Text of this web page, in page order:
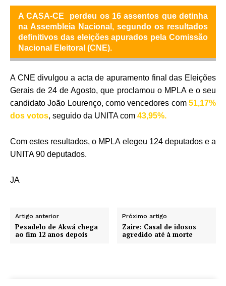
A CASA-CE perdeu os 16 assentos que detinha
na Assembleia Nacional, segundo os resultados
definitivos das eleições apurados pela Comissão
Nacional Eleitoral (CNE).
A CNE divulgou a acta de apuramento final das Eleições
Gerais de 24 de Agosto, que proclamou o MPLA e o seu
candidato João Lourenço, como vencedores com 51,17%
dos votos, seguido da UNITA com 43,95%.
Com estes resultados, o MPLA elegeu 124 deputados e a
UNITA 90 deputados.
JA
Artigo anterior
Pesadelo de Akwá chega
ao fim 12 anos depois
Próximo artigo
Zaire: Casal de idosos
agredido até à morte